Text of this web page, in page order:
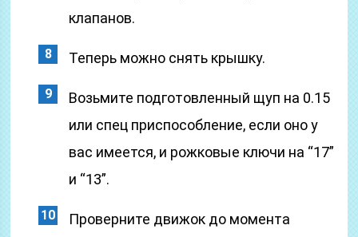
клапанов.
Теперь можно снять крышку.
Возьмите подготовленный щуп на 0.15
или спец приспособление, если оно у
вас имеется, и рожковые ключи на “17”
и “13”.
Проверните движок до момента